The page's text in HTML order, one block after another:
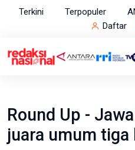
Terkini Terpopuler
Daftar
Round Up -
juara umum